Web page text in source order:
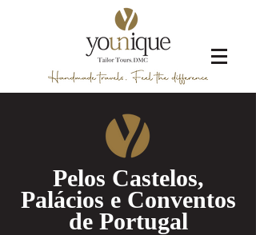
Pelos Castelos,
Palácios e Conventos
de Portugal